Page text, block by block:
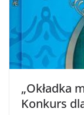
„Okładka
Konkurs